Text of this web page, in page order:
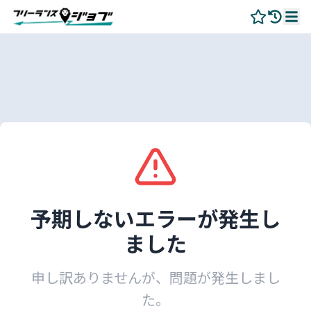
予期しないエラーが発生し
ました
申し訳ありませんが、問題が発生しまし
た。